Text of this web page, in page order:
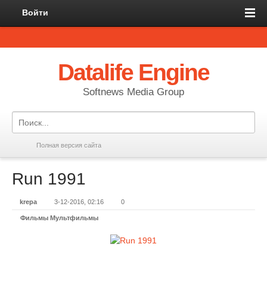
Войти
Datalife Engine
Softnews Media Group
Полная версия сайта
Run 1991
krepa 3-12-2016, 02:16 0
Фильмы Мультфильмы